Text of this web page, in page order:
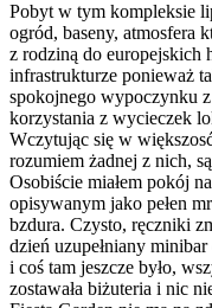
Pobyt w tym kompleksie
ogród, baseny, atmosfera
z rodziną do europejskich
infrastrukturze ponieważ
spokojnego wypoczynku
korzystania z wycieczek
Wczytując się w
rozumiem żadnej z nich,
Osobiście miałem pokój
opisywanym jako pełen
bzdura. Czysto, ręczniki
dzień uzupełniany
i coś tam jeszcze było,
zostawała biżuteria i nic